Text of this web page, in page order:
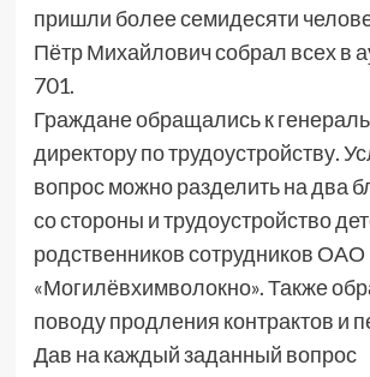
пришли более семидесяти
Пётр Михайлович собрал всех в
701.
Граждане обращались к
директору по трудоустройству.
вопрос можно разделить на два
со стороны и трудоустройство
родственников сотрудников ОАО
«Могилёвхимволокно». Также
поводу продления контрактов и
Дав на каждый заданный вопрос